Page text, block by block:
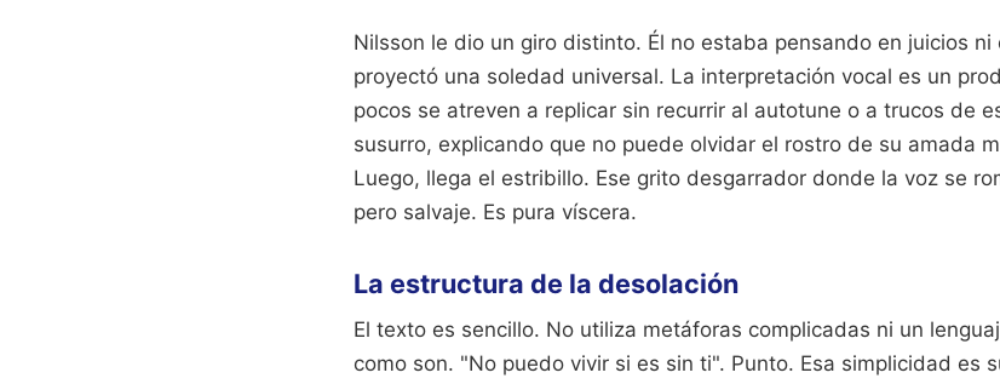
Nilsson le dio un giro distinto. Él no estaba pensando en juicios ni
proyectó una soledad universal. La interpretación vocal es un
pocos se atreven a replicar sin recurrir al autotune o a trucos de
susurro, explicando que no puede olvidar el rostro de su amada
Luego, llega el estribillo. Ese grito desgarrador donde la voz se
pero salvaje. Es pura víscera.
La estructura de la desolación
El texto es sencillo. No utiliza metáforas complicadas ni un
como son. "No puedo vivir si es sin ti". Punto. Esa simplicidad es